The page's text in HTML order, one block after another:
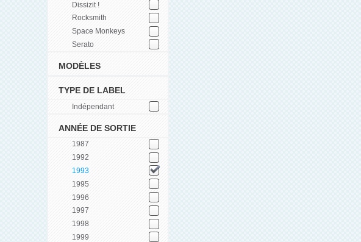
Dissizit !
Rocksmith
Space Monkeys
Serato
MODÈLES
TYPE DE LABEL
Indépendant
ANNÉE DE SORTIE
1987
1992
1993
1995
1996
1997
1998
1999